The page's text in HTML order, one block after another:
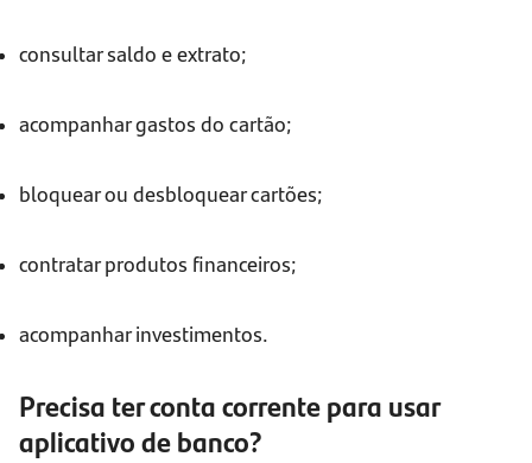
consultar saldo e extrato;
acompanhar gastos do cartão;
bloquear ou desbloquear cartões;
contratar produtos financeiros;
acompanhar investimentos.
Precisa ter conta corrente para usar
aplicativo de banco?